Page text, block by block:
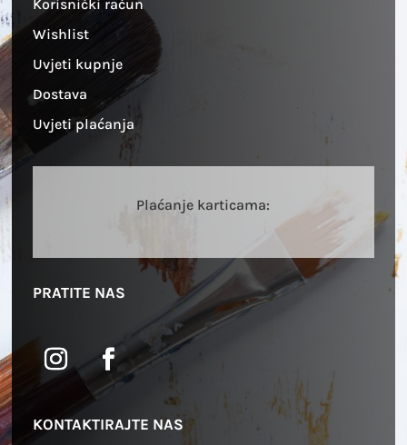
Korisnički račun
Wishlist
Uvjeti kupnje
Dostava
Uvjeti plaćanja
Plaćanje karticama:
PRATITE NAS
KONTAKTIRAJTE NAS